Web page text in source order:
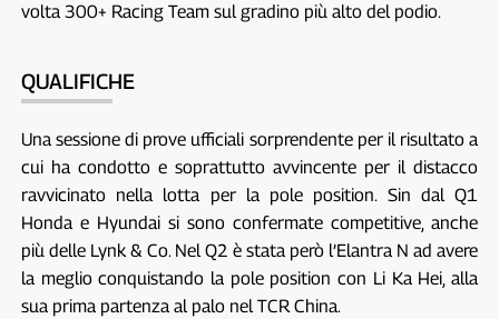
volta 300+ Racing Team sul gradino più alto del podio.
QUALIFICHE
Una sessione di prove ufficiali sorprendente per il risultato a
cui ha condotto e soprattutto avvincente per il distacco
ravvicinato nella lotta per la pole position. Sin dal Q1
Honda e Hyundai si sono confermate competitive, anche
più delle Lynk & Co. Nel Q2 è stata però l’Elantra N ad avere
la meglio conquistando la pole position con Li Ka Hei, alla
sua prima partenza al palo nel TCR China.